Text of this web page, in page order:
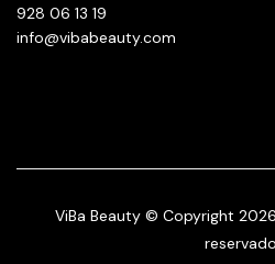
928 06 13 19
info@vibabeauty.com
ViBa Beauty © Copyright